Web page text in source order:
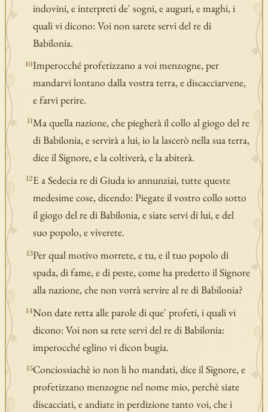
indovini, e interpreti de' sogni, e auguri, e maghi, i
quali vi dicono: Voi non sarete servi del re di
Babilonia.
10Imperocché profetizzano a voi menzogne, per
mandarvi lontano dalla vostra terra, e discacciarvene,
e farvi perire.
11Ma quella nazione, che piegherà il collo al giogo del re
di Babilonia, e servirà a lui, io la lascerò nella sua terra,
dice il Signore, e la coltiverà, e la abiterà.
12E a Sedecia re di Giuda io annunziai, tutte queste
medesime cose, dicendo: Piegate il vostro collo sotto
il giogo del re di Babilonia, e siate servi di lui, e del
suo popolo, e viverete.
13Per qual motivo morrete, e tu, e il tuo popolo di
spada, di fame, e di peste, come ha predetto il Signore
alla nazione, che non vorrà servire al re di Babilonia?
14Non date retta alle parole di que' profeti, i quali vi
dicono: Voi non sa rete servi del re di Babilonia:
imperocché eglino vi dicon bugia.
15Conciossiachè io non li ho mandati, dice il Signore, e
profetizzano menzogne nel nome mio, perchè siate
discacciati, e andiate in perdizione tanto voi, che i